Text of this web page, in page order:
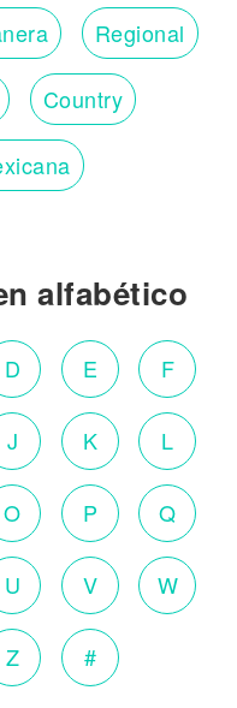
Regional
Country
alfabético
D E F
J K L
O P Q
U V W
Z #